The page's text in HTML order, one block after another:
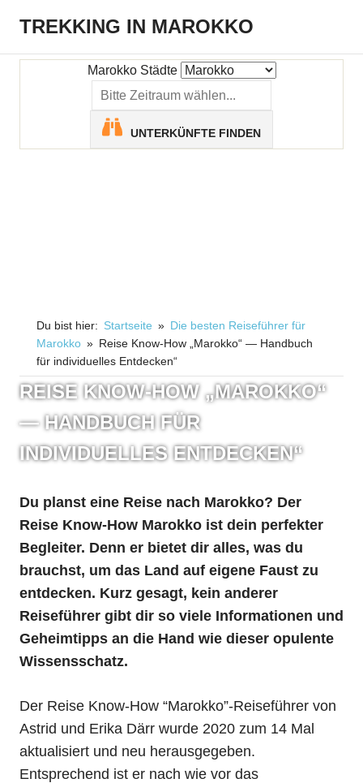
TREKKING IN MAROKKO
Größtes
deutschsprachigesMarokko Städte
UNTERKÜNFTE FINDEN
Du bist hier: Startseite
Die besten Reiseführer für
Marokko
Reise Know-How „Marokko“ — Handbuch
für individuelles Entdecken“
REISE KNOW-HOW „MAROKKO“
— HANDBUCH FÜR
INDIVIDUELLES ENTDECKEN“
Du planst eine Reise nach Marokko? Der
Reise Know-How Marokko ist dein perfekter
Begleiter. Denn er bietet dir alles, was du
brauchst, um das Land auf eigene Faust zu
entdecken. Kurz gesagt, kein anderer
Reiseführer gibt dir so viele Informationen und
Geheimtipps an die Hand wie dieser opulente
Wissensschatz.
Der Reise Know-How “Marokko”-Reiseführer von
Astrid und Erika Därr wurde 2020 zum 14 Mal
aktualisiert und neu herausgegeben.
Entsprechend ist er nach wie vor das